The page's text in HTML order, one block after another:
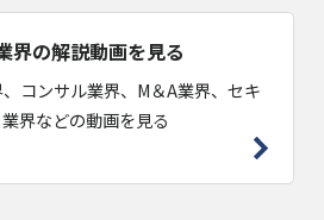
界の解説動画を見る
コンサル業界、M＆A業界、セキ
界などの動画を見る